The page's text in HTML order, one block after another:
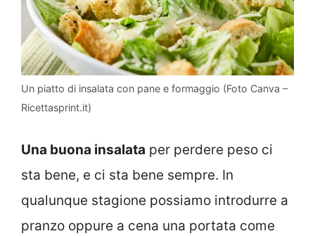
Un piatto di insalata con pane e formaggio (Foto Canva –
Ricettasprint.it)
Una buona insalata per perdere peso ci
sta bene, e ci sta bene sempre. In
qualunque stagione possiamo introdurre a
pranzo oppure a cena una portata come